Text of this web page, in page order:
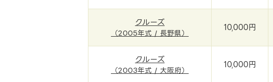
クルーズ
（2005年式 / 長野県）
10,000円
クルーズ
（2003年式 / 大阪府）
10,000円